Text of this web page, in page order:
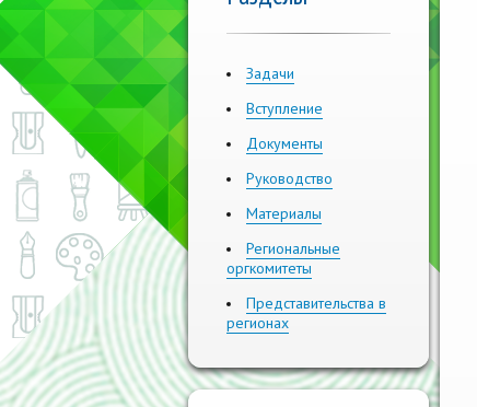
Задачи
Вступление
Документы
Руководство
Материалы
Региональные
оргкомитеты
Представительства в
регионах